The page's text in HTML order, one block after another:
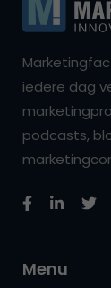
iedere dag
podcasts,
Menu